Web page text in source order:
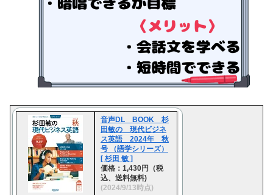
音声DL BOOK 杉
田敏の 現代ビジネ
ス英語 2024年 秋
号 （語学シリーズ）
[ 杉田 敏 ]
価格：1,430円（税
込、送料無料)
(2024/9/13時点)